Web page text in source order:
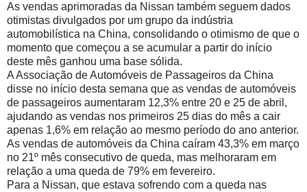
As vendas aprimoradas da Nissan também seguem dados
otimistas divulgados por um grupo da indústria
automobilística na China, consolidando o otimismo de que o
momento que começou a se acumular a partir do início
deste mês ganhou uma base sólida.
A Associação de Automóveis de Passageiros da China
disse no início desta semana que as vendas de automóveis
de passageiros aumentaram 12,3% entre 20 e 25 de abril,
ajudando as vendas nos primeiros 25 dias do mês a cair
apenas 1,6% em relação ao mesmo período do ano anterior.
As vendas de automóveis da China caíram 43,3% em março
no 21º mês consecutivo de queda, mas melhoraram em
relação a uma queda de 79% em fevereiro.
Para a Nissan, que estava sofrendo com a queda nas